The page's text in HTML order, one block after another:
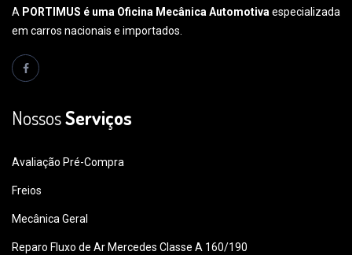
A PORTIMUS é uma Oficina Mecânica Automotivaespecializada
em carros nacionais e importados.
NossosServiços
Avaliação Pré-Compra
Freios
Mecânica Geral
Reparo Fluxo de Ar Mercedes Classe A 160/190